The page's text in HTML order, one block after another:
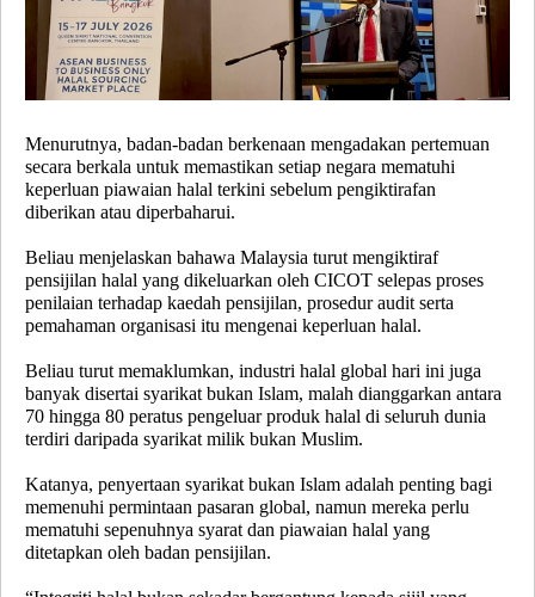
Menurutnya, badan-badan berkenaan mengadakan pertemuan
secara berkala untuk memastikan setiap negara mematuhi
keperluan piawaian halal terkini sebelum pengiktirafan
diberikan atau diperbaharui.
Beliau menjelaskan bahawa Malaysia turut mengiktiraf
pensijilan halal yang dikeluarkan oleh CICOT selepas proses
penilaian terhadap kaedah pensijilan, prosedur audit serta
pemahaman organisasi itu mengenai keperluan halal.
Beliau turut memaklumkan, industri halal global hari ini juga
banyak disertai syarikat bukan Islam, malah dianggarkan antara
70 hingga 80 peratus pengeluar produk halal di seluruh dunia
terdiri daripada syarikat milik bukan Muslim.
Katanya, penyertaan syarikat bukan Islam adalah penting bagi
memenuhi permintaan pasaran global, namun mereka perlu
mematuhi sepenuhnya syarat dan piawaian halal yang
ditetapkan oleh badan pensijilan.